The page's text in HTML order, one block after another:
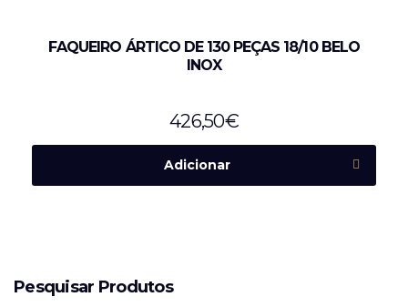
FAQUEIRO ÁRTICO DE 130 PEÇAS 18/10 BELO
INOX
426,50€
Adicionar
Pesquisar Produtos